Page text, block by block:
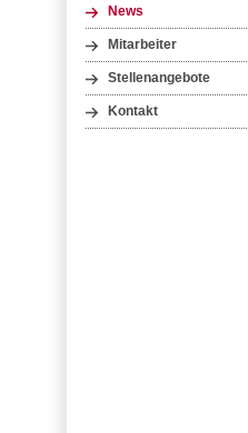
News
Mitarbeiter
Stellenangebote
Kontakt